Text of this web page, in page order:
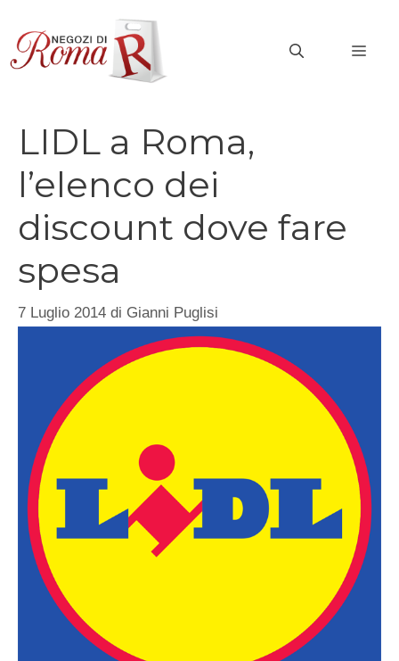
contenuto
LIDL a Roma,
l’elenco dei
discount dove fare
spesa
7 Luglio 2014 di Gianni Puglisi